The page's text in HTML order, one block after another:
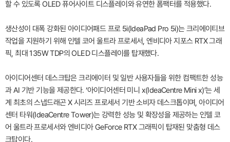
할 수 있도록 OLED 퓨어사이트 디스플레이와 유연한 폼팩터를 적용했다.
생산성이 대폭 강화된 아이디어패드 프로 5i(IdeaPad Pro 5i)는 크리에이티브
작업을 지원하기 위해 인텔 코어 울트라 프로세서, 엔비디아 지포스 RTX 그래
픽, 최대 135W TDP의 OLED 디스플레이를 탑재했다.
아이디어센터 데스크탑은 크리에이터 및 일반 사용자들을 위한 컴팩트한 성능
과 AI 기반 기능을 제공한다. ‘아이디어센터 미니 x(IdeaCentre Mini x)’는 세
계 최초의 스냅드래곤 X 시리즈 프로세서 기반 소비자 데스크톱이며, 아이디어
센터 타워(IdeaCentre Tower)는 강력한 성능 및 확장성을 제공하는 인텔 코
어 울트라 프로세서와 엔비디아 GeForce RTX 그래픽이 탑재된 맞춤형 데스
크탑이다.